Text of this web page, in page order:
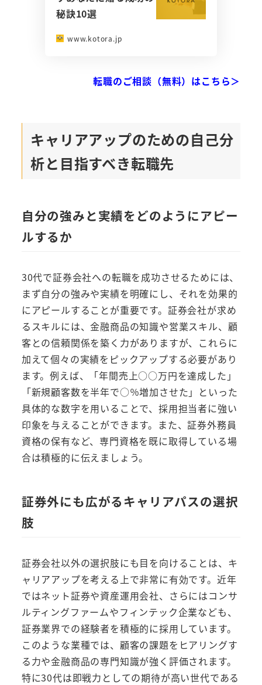
秘訣10選
www.kotora.jp
転職のご相談（無料）はこちら＞
キャリアアップのための自己分
析と目指すべき転職先
自分の強みと実績をどのようにアピー
ルするか
30代で証券会社への転職を成功させるためには、
まず自分の強みや実績を明確にし、それを効果的
にアピールすることが重要です。証券会社が求め
るスキルには、金融商品の知識や営業スキル、顧
客との信頼関係を築く力がありますが、これらに
加えて個々の実績をピックアップする必要があり
ます。例えば、「年間売上○○万円を達成した」
「新規顧客数を半年で○％増加させた」といった
具体的な数字を用いることで、採用担当者に強い
印象を与えることができます。また、証券外務員
資格の保有など、専門資格を既に取得している場
合は積極的に伝えましょう。
証券外にも広がるキャリアパスの選択
肢
証券会社以外の選択肢にも目を向けることは、キ
ャリアアップを考える上で非常に有効です。近年
ではネット証券や資産運用会社、さらにはコンサ
ルティングファームやフィンテック企業なども、
証券業界での経験者を積極的に採用しています。
このような業種では、顧客の課題をヒアリングす
る力や金融商品の専門知識が強く評価されます。
特に30代は即戦力としての期待が高い世代である